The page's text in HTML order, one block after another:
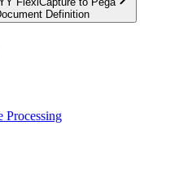
Definition
Processing